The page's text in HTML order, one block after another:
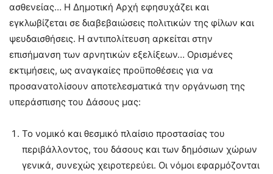
ασθενείας… Η Δημοτική Αρχή εφησυχάζει και
εγκλωβίζεται σε διαβεβαιώσεις πολιτικών της φίλων και
ψευδαισθήσεις. Η αντιπολίτευση αρκείται στην
επισήμανση των αρνητικών εξελίξεων… Ορισμένες
εκτιμήσεις, ως αναγκαίες προϋποθέσεις για να
προσανατολίσουν αποτελεσματικά την οργάνωση της
υπεράσπισης του Δάσους μας:
Το νομικό και θεσμικό πλαίσιο προστασίας του
περιβάλλοντος, του δάσους και των δημόσιων χώρων
γενικά, συνεχώς χειροτερεύει. Οι νόμοι εφαρμόζονται